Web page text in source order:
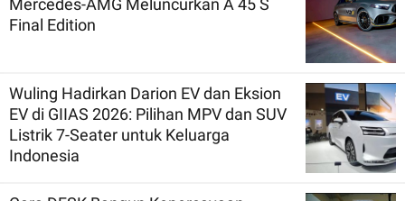
Final Edition
Wuling Hadirkan Darion EV dan Eksion
EV di GIIAS 2026: Pilihan MPV dan SUV
Listrik 7-Seater untuk Keluarga
Indonesia